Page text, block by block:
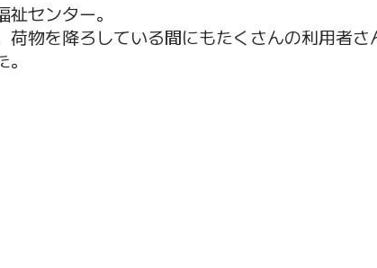
センター。
荷物を降ろしている間にもたくさんの利用者